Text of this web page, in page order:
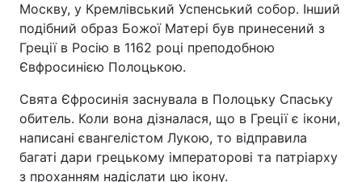
Україна Політика
Економіка Світ
Техно і зв'язок Лайт
Зброя Інциденти
Москву, у Кремлівський Успенський собор. Інший
подібний образ Божої Матері був принесений з
Греції в Росію в 1162 році преподобною
Євфросинією Полоцькою.
Свята Єфросинія заснувала в Полоцьку Спаську
обитель. Коли вона дізналася, що в Греції є ікони,
написані євангелістом Лукою, то відправила
багаті дари грецькому імператорові та патріарху
з проханням надіслати цю ікону.